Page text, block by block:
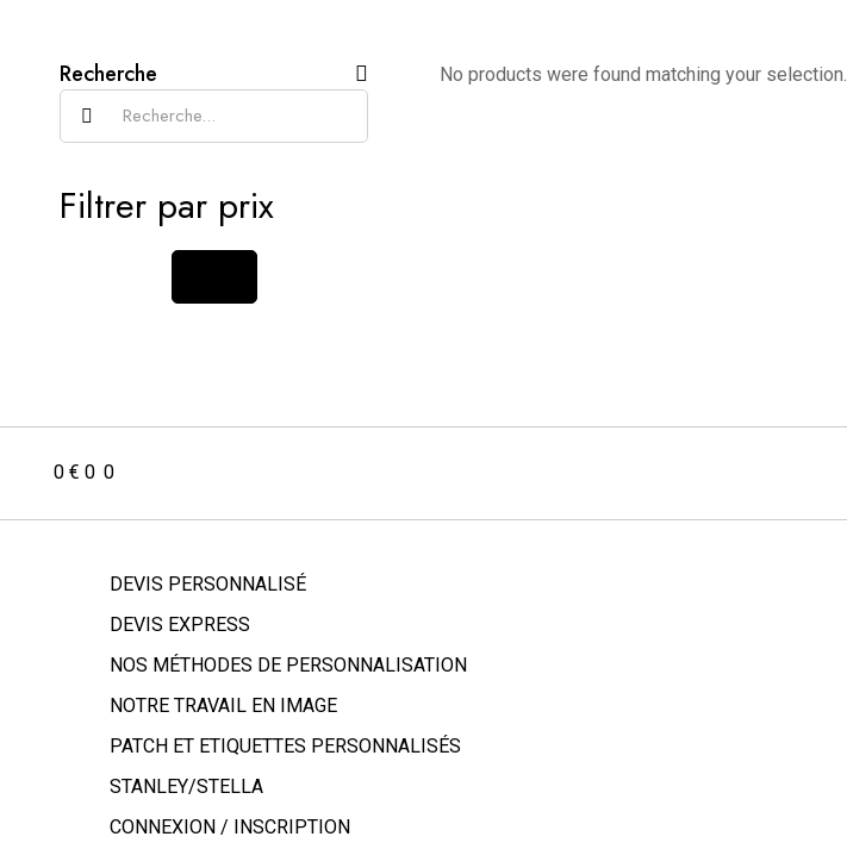
Recherche
Recherche
pour:
Filtrer par prix
No products were found matching your selection.
0 € 0 0
DEVIS PERSONNALISÉ
DEVIS EXPRESS
NOS MÉTHODES DE PERSONNALISATION
NOTRE TRAVAIL EN IMAGE
PATCH ET ETIQUETTES PERSONNALISÉS
STANLEY/STELLA
CONNEXION / INSCRIPTION